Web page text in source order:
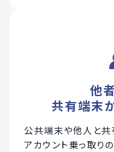
他
共有端末
公共端末や他人と共
アカウント乗っ取り